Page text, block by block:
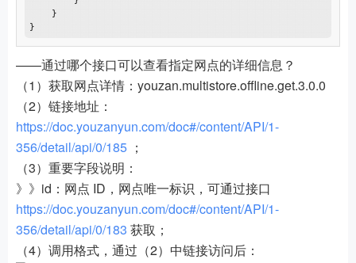
——通过哪个接口可以查看指定网点的详细信息？
（1）获取网点详情：youzan.multistore.offline.get.3.0.0
（2）链接地址：
https://doc.youzanyun.com/doc#/content/API/1-
356/detail/api/0/185 ；
（3）重要字段说明：
》》id：网点 ID，网点唯一标识，可通过接口
https://doc.youzanyun.com/doc#/content/API/1-
356/detail/api/0/183 获取；
（4）调用格式，通过（2）中链接访问后：